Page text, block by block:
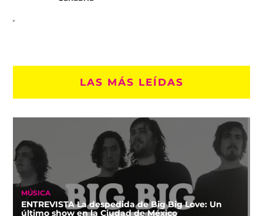
LAS MÁS LEÍDAS
MÚSICA
ENTREVISTA La despedida de Big Big Love: Un
último show en la Ciudad de México